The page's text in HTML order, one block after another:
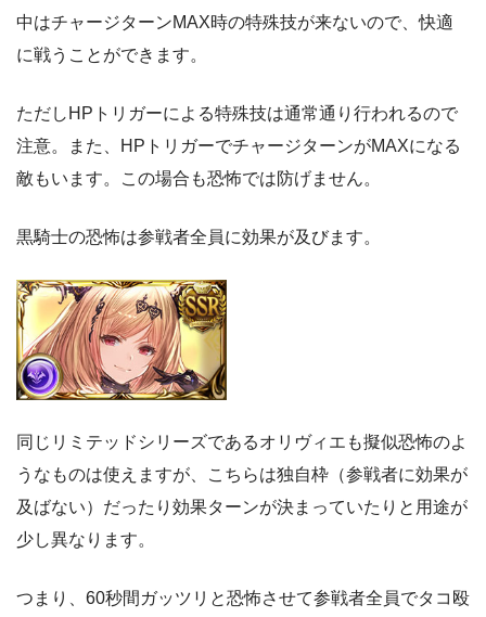
中はチャージターンMAX時の特殊技が来ないので、快適
に戦うことができます。
ただしHPトリガーによる特殊技は通常通り行われるので
注意。また、HPトリガーでチャージターンがMAXになる
敵もいます。この場合も恐怖では防げません。
黒騎士の恐怖は参戦者全員に効果が及びます。
同じリミテッドシリーズであるオリヴィエも擬似恐怖のよ
うなものは使えますが、こちらは独自枠（参戦者に効果が
及ばない）だったり効果ターンが決まっていたりと用途が
少し異なります。
つまり、60秒間ガッツリと恐怖させて参戦者全員でタコ殴